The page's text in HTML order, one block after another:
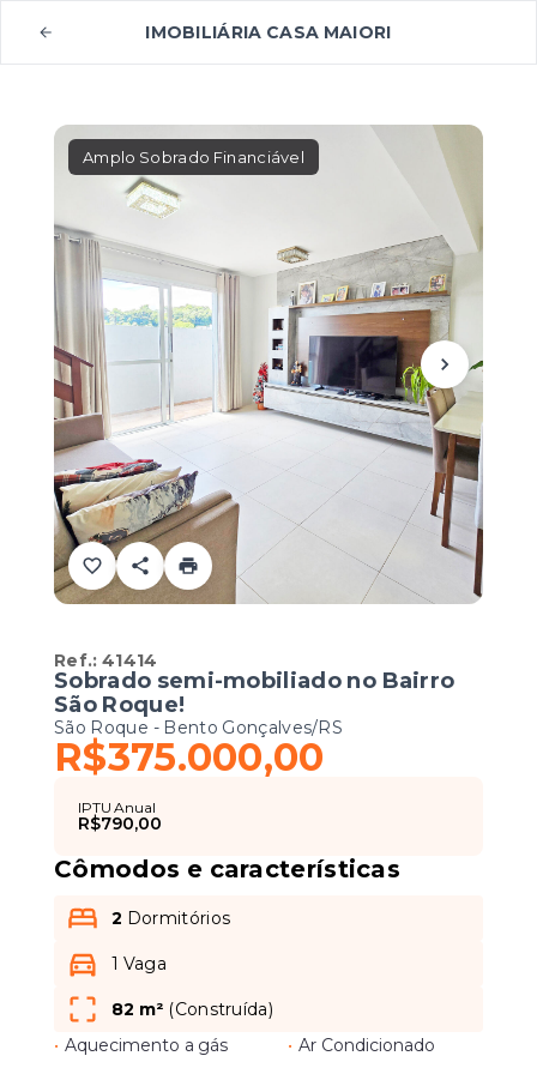
IMOBILIÁRIA CASA MAIORI
Amplo Sobrado Financiável
Ref.:41414
Sobrado semi-mobiliado no Bairro
São Roque!
São Roque - Bento Gonçalves/RS
R$375.000,00
IPTU Anual
R$790,00
Cômodos e características
2 Dormitórios
1 Vaga
82 m² (Construída)
• Aquecimento a gás • Ar Condicionado